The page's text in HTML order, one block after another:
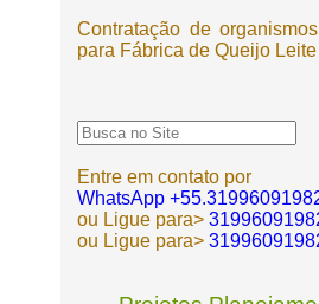
Contratação de
para Fábrica de Queijo
Entre em contato por
WhatsApp
ou Ligue para>
ou Ligue para>